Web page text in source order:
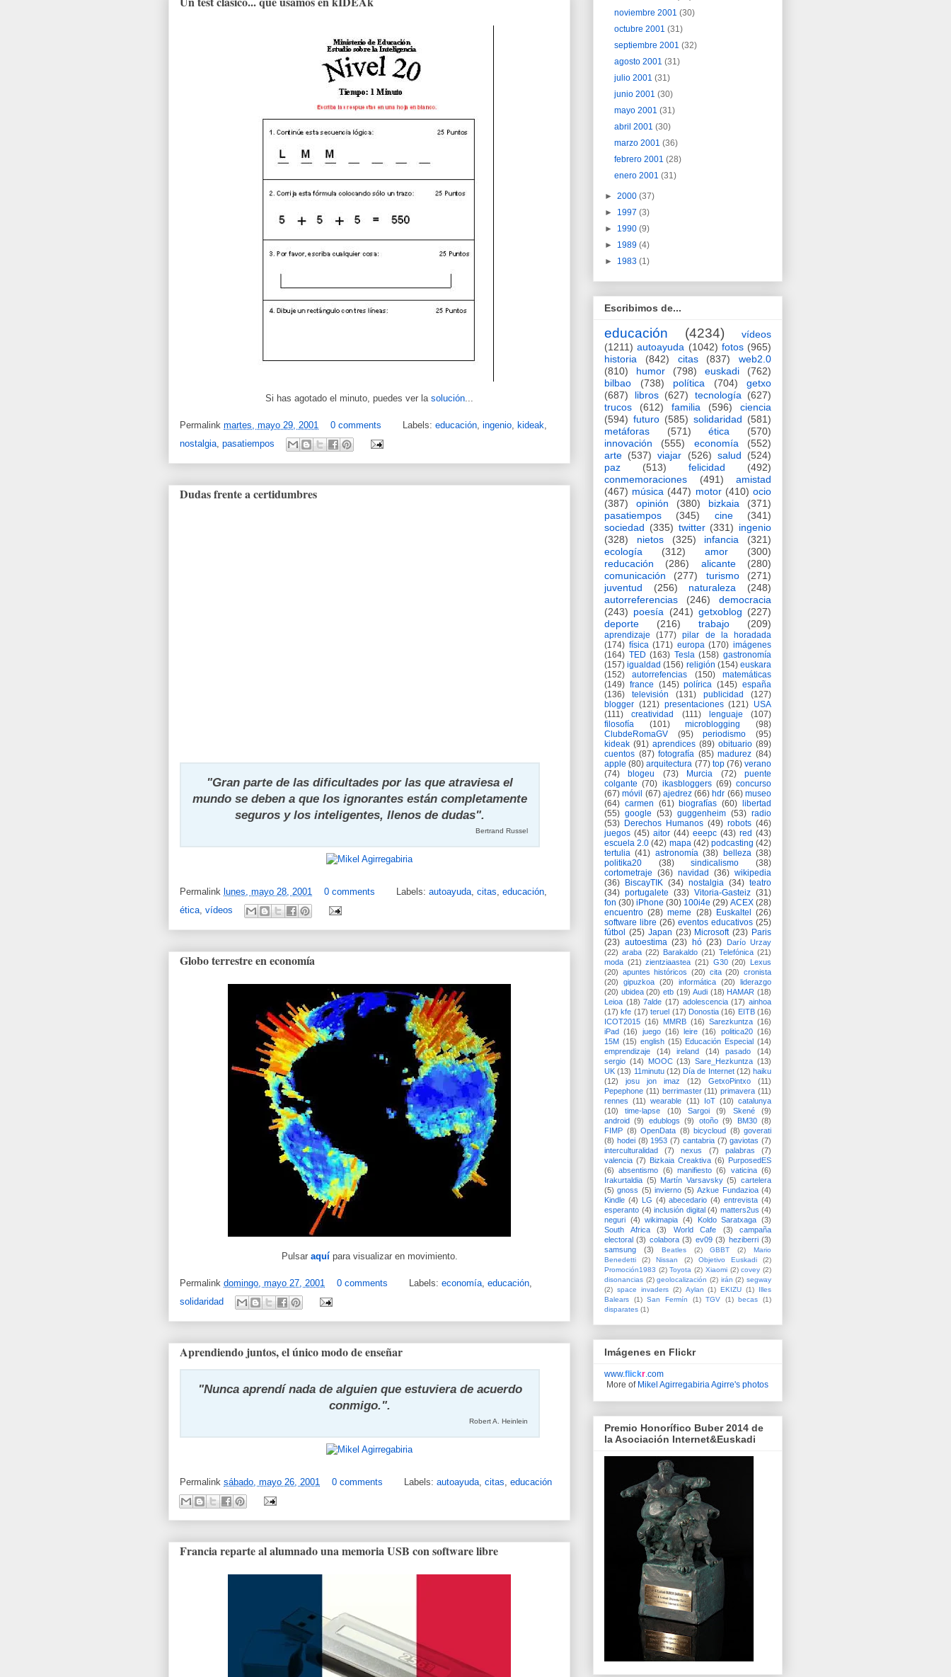
Si has agotado el minuto, puedes ver la solución
Permalink martes, mayo 29, 2001 0 comments Labels: educación, ingenio, kideak,
nostalgia pasatiempos
Dudas frente a certidumbres
"Gran parte de las dificultades por las que atraviesa el
mundo se deben a que los ignorantes están completamente
seguros y los inteligentes, llenos de dudas".
Bertrand Russel
Permalink lunes, mayo 28, 2001 0 comments Labels: autoayuda, citas, educación,
ética vídeos
Globo terrestre en economía
Pulsar aquí para visualizar en movimiento.
Permalink domingo, mayo 27, 2001 0 comments Labels: economía, educación,
solidaridad
Aprendiendo juntos, el único modo de enseñar
"Nunca aprendí nada de alguien que estuviera de acuerdo
conmigo.".
Robert A. Heinlein
Permalink sábado, mayo 26, 2001 0 comments Labels: autoayuda, citas, educación
Francia reparte al alumnado una memoria USB con software libre
noviembre 2001(30)
octubre 2001(31)
septiembre 2001(32)
agosto 2001(31)
julio 2001(31)
junio 2001(30)
mayo 2001(31)
abril 2001(30)
marzo 2001(36)
febrero 2001(28)
enero 2001(31)
► 2000 (37)
► 1997 (3)
► 1990 (9)
► 1989 (4)
► 1983 (1)
Escribimos de...
educación (4234)
vídeos
(1211) autoayuda (1042) fotos (965)
historia
(842) citas (837)
web2.0
(810)
humor (798) euskadi
(762)
bilbao
(738) política (704)
getxo
(687)
libros (627) tecnología
(627)
trucos
(612) familia (596)
ciencia
(594) futuro (585) solidaridad (581)
metáforas
(571) ética
(570)
innovación
(555) economía
(552)
arte (537) viajar (526) salud
(524)
paz
(513) felicidad
(492)
conmemoraciones
(491)
amistad
(467) música (447) motor (410) ocio
(387)
opinión (380) bizkaia
(371)
pasatiempos
(345) cine
(341)
sociedad (335) twitter (331) ingenio
(328)
nietos (325) infancia
(321)
ecología
(312) amor
(300)
reducación
(286) alicante
(280)
comunicación
(277) turismo
(271)
juventud
(256) naturaleza
(248)
autorreferencias
(246)
democracia
(243) poesía (241) getxoblog (227)
deporte
(216) trabajo (209)
aprendizaje (177)
pilar de la horadada
(174) física (171) europa (170) imágenes
(164) TED (163) Tesla (158) gastronomía
(157) igualdad (156) religión (154) euskara
(152)
autorrefencias (150)
matemáticas
(149) france (145) polírica (145) españa
(136)
televisión (131) publicidad
(127)
blogger (121) presentaciones (121) USA
(111)
creatividad (111) lenguaje
(107)
filosofía
(101) microblogging
(98)
ClubdeRomaGV
(95) periodismo
(95)
kideak (91) aprendices (89) obituario (89)
cuentos (87) fotografía (85) madurez (84)
apple (80) arquitectura (77) top (76) verano
(74)
blogeu (73) Murcia (72)
puente
colgante (70) ikasbloggers (69) concurso
(67) móvil (67) ajedrez (66) hdr (66) museo
(64) carmen (61) biografías (60)
libertad
(55) google (53) guggenheim (53) radio
(53) Derechos Humanos (49) robots (46)
juegos (45) aitor (44) eeepc (43) red (43)
escuela 2.0 (42) mapa (42) podcasting (42)
tertulia (41) astronomía (38) belleza (38)
politika20
(38) sindicalismo
(38)
cortometraje (36) navidad (36) wikipedia
(36)
BiscayTIK (34) nostalgia (34) teatro
(34) portugalete (33) Vitoria-Gasteiz (31)
fon (30) iPhone (30) 100i4e (29) ACEX (28)
encuentro (28) meme (28) Euskaltel
(26)
software libre (26) eventos educativos (25)
fútbol (25) Japan (23) Microsoft (23) Paris
(23) autoestima (23) hó (23)
Darío Urzay
(22) araba (22) Barakaldo (21) Telefónica (21)
moda (21) zientziaastea (21) G30 (20)
Lexus
(20) apuntes históricos (20) cita (20) cronista
(20)
gipuzkoa (20) informática (20)
liderazgo
(20) ubidea (20) etb (19) Audi (18) HAMAR (18)
Leioa (18) 7alde (17) adolescencia (17) ainhoa
(17) kfe (17) teruel (17) Donostia (16) EITB (16)
ICOT2015 (16) MMRB (16) Sarezkuntza (16)
iPad (16) juego (16) leire (16) politica20 (16)
15M (15) english (15) Educación Especial (14)
emprendizaje
(14) ireland (14) pasado
(14)
sergio (14) MOOC (13) Sare_Hezkuntza (13)
UK (13) 11minutu (12) Día de Internet (12) haiku
(12)
josu jon imaz (12) GetxoPintxo
(11)
Pepephone (11) berrimaster (11) primavera (11)
rennes (11) wearable (11) IoT (10) catalunya
(10)
time-lapse (10) Sargoi (9) Skené
(9)
android (9) edublogs (9) otoño (9) BM30 (8)
FIMP (8) OpenData (8) bicycloud (8) goverati
(8) hodei (8) 1953 (7) cantabria (7) gaviotas (7)
interculturalidad
(7) nexus (7) palabras
(7)
valencia (7) Bizkaia Creaktiva (6) PurposedES
(6)
absentismo (6) manifiesto (6) vaticina (6)
Irakurtaldia (5) Martín Varsavsky (5) cartelera
(5) gnoss (5) invierno (5) Azkue Fundazioa (4)
Kindle (4) LG (4) abecedario (4) entrevista (4)
esperanto (4) inclusión digital (4) matters2us (4)
neguri (4) wikimapia (4) Koldo Saratxaga (3)
South Africa
(3) World Cafe (3)
campaña
electoral (3) colabora (3) ev09 (3) heziberri (3)
samsung
(3) Beatles (2) GBBT (2)
Mario
Benedetti
(2) Nissan (2) Objetivo Euskadi
(2)
Promoción1983 (2) Toyota (2) Xiaomi (2) covey (2)
disonancias (2) geolocalización (2) irán (2) segway
(2) space invaders (2) Aylan (1) EKIZU (1)
Illes
Balears
(1) San Fermín (1) TGV (1) becas
(1)
disparates (1)
Imágenes en Flickr
www.flickr .com
More of Mikel Agirregabiria Agirre's photos
Premio Honorífico Buber 2014 de
la Asociación Internet&Euskadi